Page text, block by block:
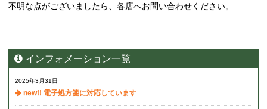
不明な点がございましたら、各店へお問い合わせください。
インフォメーション一覧
2025年3月31日
new!! 電子処方箋に対応しています